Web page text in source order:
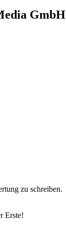
GmbH
zu schreiben.
Erste!